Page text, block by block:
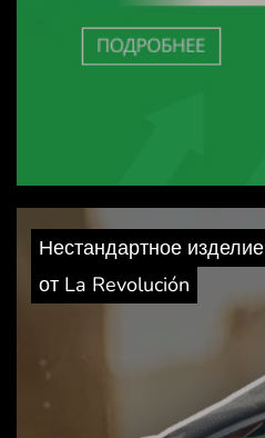
Нестандартное изделие
от La Revolución